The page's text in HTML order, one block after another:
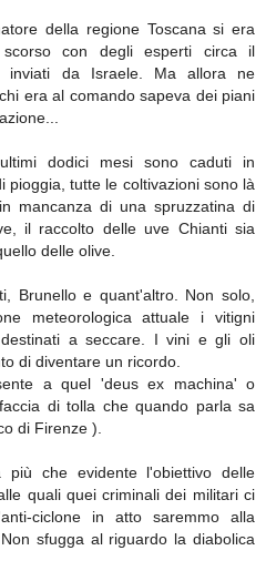
della regione Toscana si era
con degli esperti circa il
inviati da Israele. Ma allora ne
era al comando sapeva dei piani
dodici mesi sono caduti in
pioggia, tutte le coltivazioni sono là
mancanza di una spruzzatina di
il raccolto delle uve Chianti sia
delle olive.
Brunello e quant'altro. Non solo,
meteorologica attuale i vitigni
a seccare. I vini e gli oli
di diventare un ricordo.
a quel 'deus ex machina' o
di tolla che quando parla sa
di Firenze ).
più che evidente l'obiettivo delle
quali quei criminali dei militari ci
ciclone in atto saremmo alla
sfugga al riguardo la diabolica